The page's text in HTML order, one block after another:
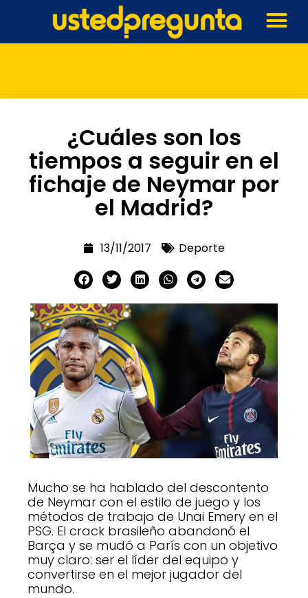
¿Cuáles son los
tiempos a seguir en el
fichaje de Neymar por
el Madrid?
13/11/2017 Deporte
Mucho se ha hablado del descontento
de Neymar con el estilo de juego y los
métodos de trabajo de Unai Emery en el
PSG. El crack brasileño abandonó el
Barça y se mudó a París con un objetivo
muy claro: ser el líder del equipo y
convertirse en el mejor jugador del
mundo.